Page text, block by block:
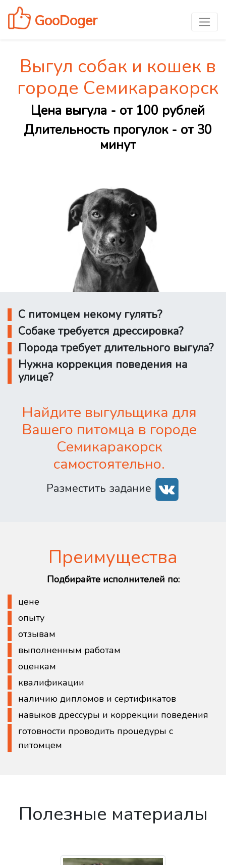
GooDoger
Выгул собак и кошек в
городе Семикаракорск
Цена выгула - от 100 рублей
Длительность прогулок - от 30
минут
С питомцем некому гулять?
Собаке требуется дрессировка?
Порода требует длительного выгула?
Нужна коррекция поведения на
улице?
Найдите выгульщика для
Вашего питомца в городе
Семикаракорск
самостоятельно.
Разместить задание
Преимущества
Подбирайте исполнителей по:
цене
опыту
отзывам
выполненным работам
оценкам
квалификации
наличию дипломов и сертификатов
навыков дрессуры и коррекции поведения
готовности проводить процедуры с
питомцем
Полезные материалы